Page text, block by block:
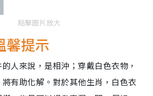
點擊圖片放大
馨提示
人來說，是相沖；穿戴白色衣物，
有助化解。對於其他生肖，白色衣